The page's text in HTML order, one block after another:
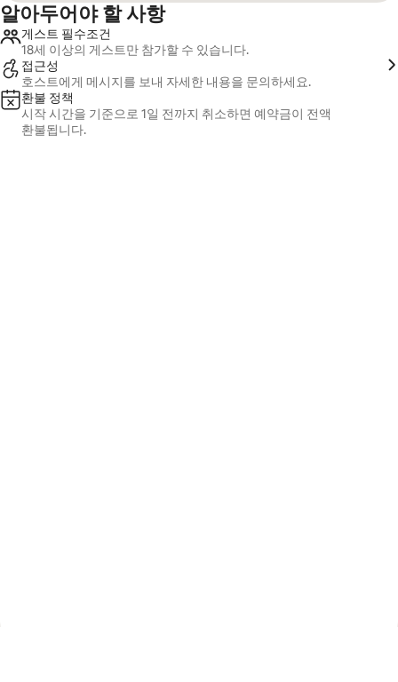
알아두어야 할 사항
게스트 필수조건
18세 이상의 게스트만 참가할 수 있습니다.
접근성
호스트에게 메시지를 보내 자세한 내용을 문의하세요.
환불 정책
시작 시간을 기준으로 1일 전까지 취소하면 예약금이 전액
환불됩니다.